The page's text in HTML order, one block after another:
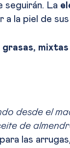
seguirán. La
a la piel de
desde el
de
las